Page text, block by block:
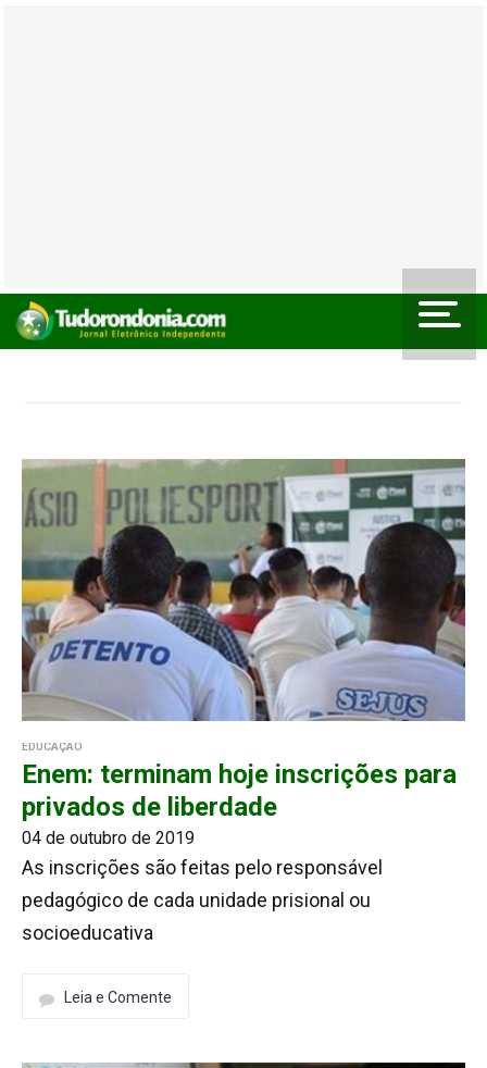
EDUCAÇÃO
Enem: terminam hoje inscrições para
privados de liberdade
04 de outubro de 2019
As inscrições são feitas pelo responsável
pedagógico de cada unidade prisional ou
socioeducativa
Leia e Comente